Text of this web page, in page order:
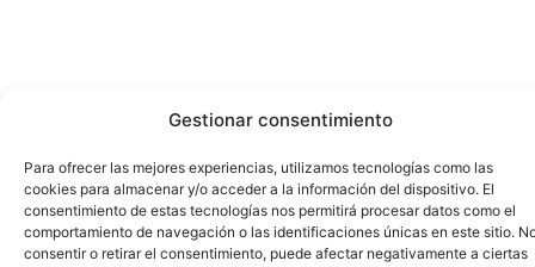
Gestionar consentimiento
Para ofrecer las mejores experiencias, utilizamos tecnologías como las
cookies para almacenar y/o acceder a la información del dispositivo. El
consentimiento de estas tecnologías nos permitirá procesar datos como el
comportamiento de navegación o las identificaciones únicas en este sitio.
consentir o retirar el consentimiento, puede afectar negativamente a ciertas